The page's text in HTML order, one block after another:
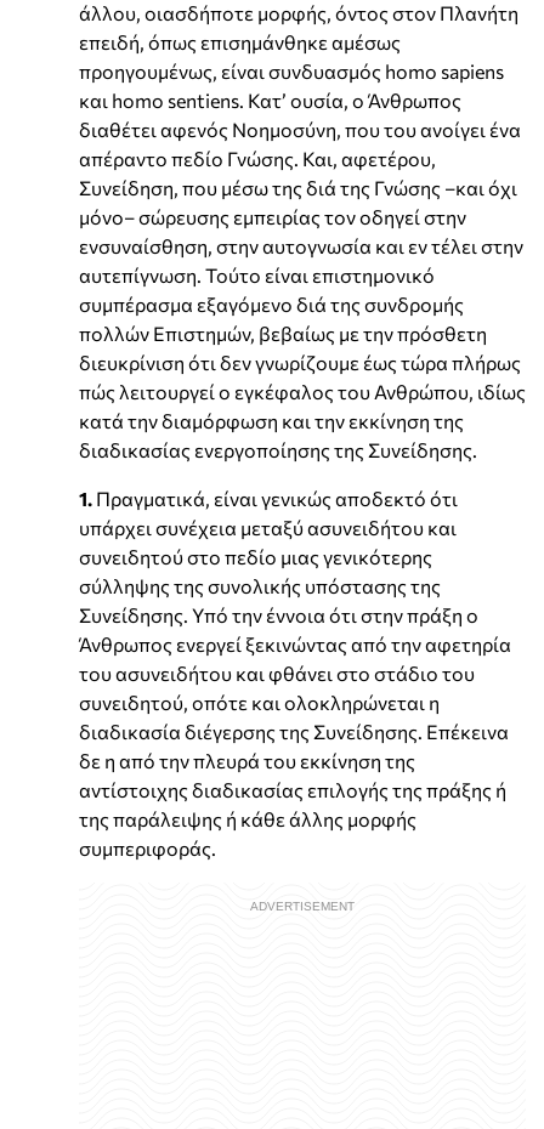
άλλου, οιασδήποτε μορφής, όντος στον Πλανήτη
επειδή, όπως επισημάνθηκε αμέσως
προηγουμένως, είναι συνδυασμός homo sapiens
και homo sentiens. Κατ’ ουσία, ο Άνθρωπος
διαθέτει αφενός Νοημοσύνη, που του ανοίγει ένα
απέραντο πεδίο Γνώσης. Και, αφετέρου,
Συνείδηση, που μέσω της διά της Γνώσης –και όχι
μόνο– σώρευσης εμπειρίας τον οδηγεί στην
ενσυναίσθηση, στην αυτογνωσία και εν τέλει στην
αυτεπίγνωση. Τούτο είναι επιστημονικό
συμπέρασμα εξαγόμενο διά της συνδρομής
πολλών Επιστημών, βεβαίως με την πρόσθετη
διευκρίνιση ότι δεν γνωρίζουμε έως τώρα πλήρως
πώς λειτουργεί ο εγκέφαλος του Ανθρώπου, ιδίως
κατά την διαμόρφωση και την εκκίνηση της
διαδικασίας ενεργοποίησης της Συνείδησης.
1. Πραγματικά, είναι γενικώς αποδεκτό ότι
υπάρχει συνέχεια μεταξύ ασυνειδήτου και
συνειδητού στο πεδίο μιας γενικότερης
σύλληψης της συνολικής υπόστασης της
Συνείδησης. Υπό την έννοια ότι στην πράξη ο
Άνθρωπος ενεργεί ξεκινώντας από την αφετηρία
του ασυνειδήτου και φθάνει στο στάδιο του
συνειδητού, οπότε και ολοκληρώνεται η
διαδικασία διέγερσης της Συνείδησης. Επέκεινα
δε η από την πλευρά του εκκίνηση της
αντίστοιχης διαδικασίας επιλογής της πράξης ή
της παράλειψης ή κάθε άλλης μορφής
συμπεριφοράς.